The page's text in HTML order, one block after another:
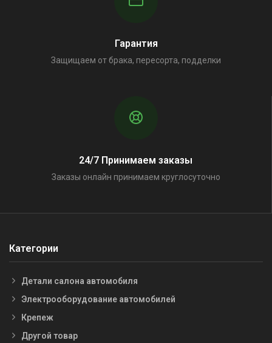
Гарантия
Защищаем от брака, пересорта, подделки
24/7 Принимаем заказы
Заказы онлайн принимаем круглосуточно
Категории
Детали салона автомобиля
Электрооборудование автомобилей
Крепеж
Другой товар